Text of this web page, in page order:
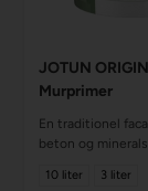
JOTUN
Murprimer
En traditionel
beton og
10 liter 3 liter